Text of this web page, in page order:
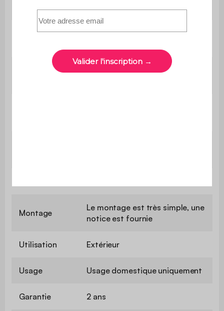
Longueur de
Hauteur de la
73 cm
Montage
Le montage est très simple, une
notice est fournie
Utilisation Extérieur
Usage Usage domestique uniquement
Garantie 2 ans